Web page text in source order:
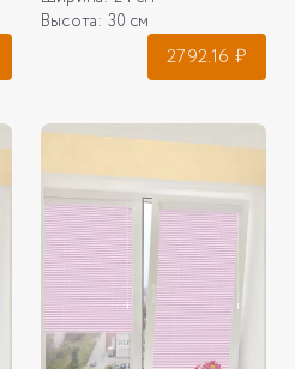
Высота: 30 см
2792.16 ₽